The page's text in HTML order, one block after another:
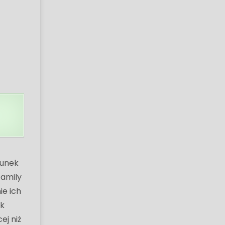
ich
niż